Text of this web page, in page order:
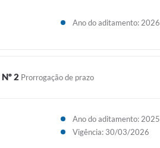
Ano do aditamento: 2026
2 Prorrogação de prazo
Ano do aditamento: 2025
Vigência: 30/03/2026